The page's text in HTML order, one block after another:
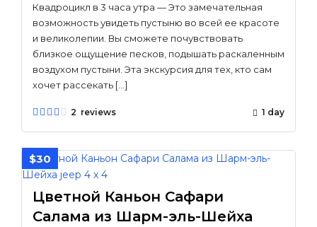
Квадроцикл в 3 часа утра — Это замечательная
возможность увидеть пустыню во всей ее красоте
и великолепии. Вы сможете почувствовать
близкое ощущение песков, подышать раскаленным
воздухом пустыни. Эта экскурсия для тех, кто сам
хочет рассекать […]
2 reviews 1 day
$30
Цветной Каньон Сафари
Салама из Шарм-эль-Шейха